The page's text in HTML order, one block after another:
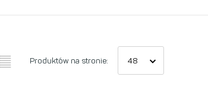
Produktów na stronie: